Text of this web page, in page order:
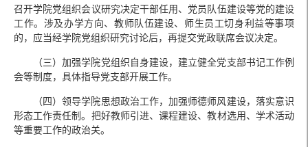
召开学院党组织会议研究决定干部任用、党员队伍建设等党的建设
工作。涉及办学方向、教师队伍建设、师生员工切身利益等事项
的，应当经学院党组织研究讨论后，再提交党政联席会议决定。
（三）加强学院党组织自身建设，建立健全党支部书记工作例
会等制度，具体指导党支部开展工作。
（四）领导学院思想政治工作，加强师德师风建设，落实意识
形态工作责任制。把好教师引进、课程建设、教材选用、学术活动
等重要工作的政治关。